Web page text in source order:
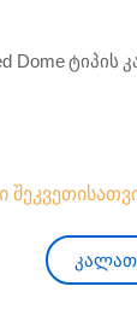
Dome ტიპის